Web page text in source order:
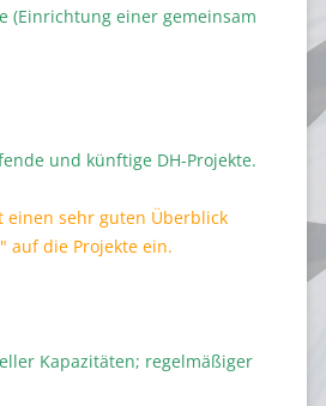
(Einrichtung einer gemeinsam
und künftige DH-Projekte.
sehr guten Überblick
auf die Projekte ein.
Kapazitäten; regelmäßiger